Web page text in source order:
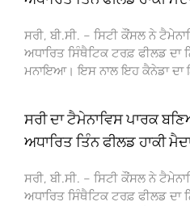
ਸਰੀ, ਬੀ.ਸੀ. – ਸਿਟੀ ਕੌਂਸਲ ਨੇ
ਅਧਾਰਿਤ ਸਿੰਥੈਟਿਕ ਟਰਫ਼ ਫੀਲਡ ਦਾ
ਮਨਾਇਆ। ਇਸ ਨਾਲ ਇਹ ਕੈਨੇਡਾ ਦਾ
ਸਰੀ ਦਾ ਟੈਮੇਨਾਵਿਸ ਪਾਰਕ
ਅਧਾਰਿਤ ਤਿੰਨ ਫੀਲਡ ਹਾਕੀ
ਸਰੀ, ਬੀ.ਸੀ. – ਸਿਟੀ ਕੌਂਸਲ ਨੇ
ਅਧਾਰਿਤ ਸਿੰਥੈਟਿਕ ਟਰਫ਼ ਫੀਲਡ ਦਾ